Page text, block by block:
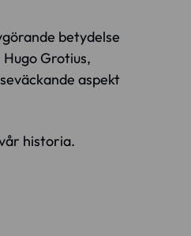
betydelse
Grotius,
aspekt
historia.